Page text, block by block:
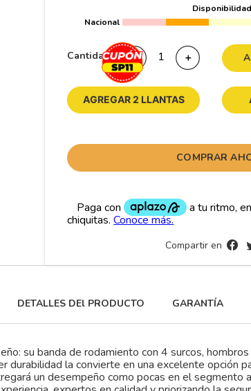
Disponibilidad
Nacional
Cantidad ＋
－
AGREGAR 2 LLANTAS
COMPRAR
Compartir en
DETALLES DEl PRODUCTO GARANTÍA
su banda de rodamiento con 4 surcos,
la convierte en una excelente opción
un desempeño como pocas en el segmento